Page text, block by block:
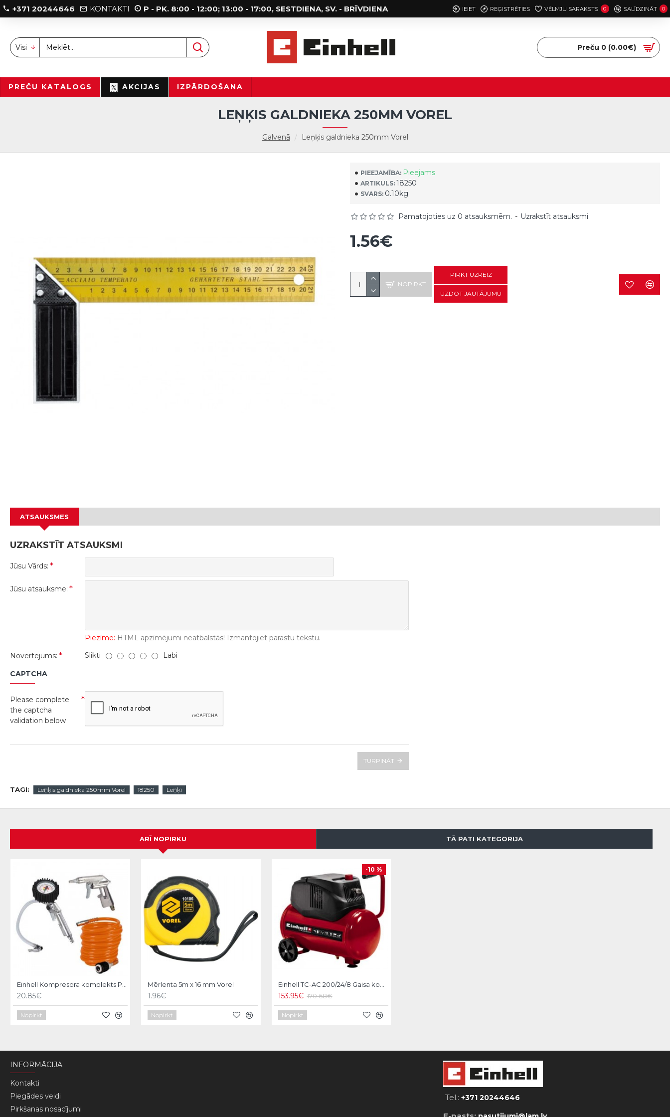
+371 20244646 KONTAKTI P - PK. 8:00 - 12:00; 13:00 - 17:00, SESTDIENA, SV. - BRĪVDIENA IEIET REĢISTRĒTIES VĒLMJU SARAKSTS 0 SALĪDZINĀT 0
Visi Preču 0 (0.00€)
PREČU KATALOGS AKCIJAS IZPĀRDOŠANA
Galvenā Leņķis galdnieka 250mm Vorel
LEŅĶIS GALDNIEKA 250MM VOREL
PIEEJAMĪBA: Pieejams
ARTIKULS: 18250
SVARS: 0.10kg
Pamatojoties uz 0 atsauksmēm. - Uzrakstīt atsauksmi
1.56€
NOPIRKT
PIRKT UZREIZ
UZDOT JAUTĀJUMU
ATSAUKSMES
UZRAKSTĪT ATSAUKSMI
Jūsu Vārds:
Jūsu atsauksme:
Piezīme: HTML apzīmējumi neatbalstās! Izmantojiet parastu tekstu.
Novērtējums:
Slikti Labi
CAPTCHA
Please complete
the captcha
validation below
TURPINĀT
TAGI: Leņķis galdnieka 250mm Vorel 18250 Leņķi
ARĪ NOPIRKU TĀ PATI KATEGORIJA
20.85€
Nopirkt
Mērlenta 5m x 16 mm Vorel
1.96€
Nopirkt
-10 %
153.95€ 170.68€
Nopirkt
INFORMĀCIJA
Kontakti
Piegādes veidi
Pirkšanas nosacījumi
Tel.:+371 20244646